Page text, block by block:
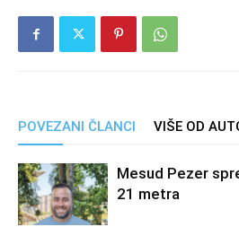
POVEZANI ČLANCI VIŠE OD
Mesud Pezer
21 metra